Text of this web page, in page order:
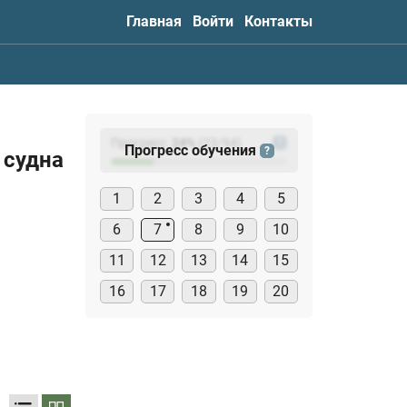
Главная Войти Контакты
Прогресс: (23
Прогресс обучения ?
1 2 3 4
5
6
7 8 9
10
11
12 13 14
15
16
17 18 19 20